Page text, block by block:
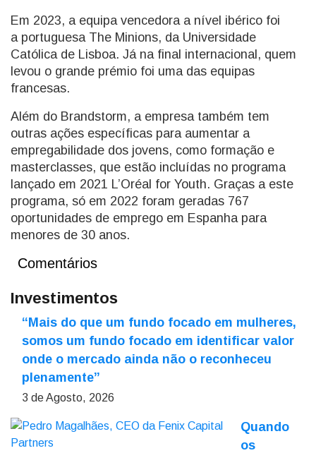
Em 2023, a equipa vencedora a nível ibérico foi
a portuguesa The Minions, da Universidade
Católica de Lisboa. Já na final internacional, quem
levou o grande prémio foi uma das equipas
francesas.
Além do Brandstorm, a empresa também tem
outras ações específicas para aumentar a
empregabilidade dos jovens, como formação e
masterclasses, que estão incluídas no programa
lançado em 2021 L’Oréal for Youth. Graças a este
programa, só em 2022 foram geradas 767
oportunidades de emprego em Espanha para
menores de 30 anos.
Comentários
Investimentos
“Mais do que um fundo focado em mulheres,
somos um fundo focado em identificar valor
onde o mercado ainda não o reconheceu
plenamente”
3 de Agosto, 2026
Quando
os